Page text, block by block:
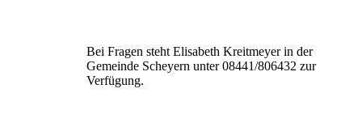
Bei Fragen steht Elisabeth Kreitmeyer in der
Gemeinde Scheyern unter 08441/806432 zur
Verfügung.